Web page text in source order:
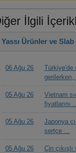
İlgili
Yassı Ürünler ve Slab
06 Ağu 26
Türkiye'de
gerilerken,
05 Ağu 26
Vietnam
fiyatlarını
05 Ağu 26
Japonya
sertçe ...
05 Ağu 26
Çin